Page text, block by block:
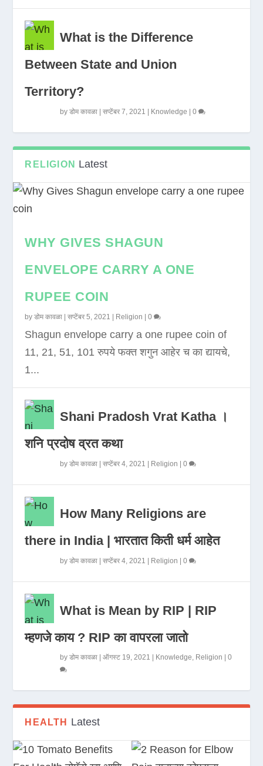
What is the Difference
Between State and Union
Territory?
byडोम कावळा |सप्टेंबर 7, 2021 Knowledge |0
RELIGION Latest
WHY GIVES SHAGUN
ENVELOPE CARRY A ONE
RUPEE COIN
byडोम कावळा |सप्टेंबर 5, 2021 Religion |0
Shagun envelope carry a one rupee coin of
11, 21, 51, 101 रुपये फक्त शगुन आहेर च का द्यायचे,
1...
Shani Pradosh Vrat Katha ।
शनि प्रदोष व्रत कथा
byडोम कावळा |सप्टेंबर 4, 2021 Religion |0
How Many Religions are
there in India | भारतात किती धर्म आहेत
byडोम कावळा |सप्टेंबर 4, 2021 Religion |0
What is Mean by RIP | RIP
म्हणजे काय ? RIP का वापरला जातो
byडोम कावळा |ऑगस्ट 19, 2021 Knowledge, Religion |0
HEALTH Latest